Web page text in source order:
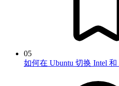
05
如何在 Ubuntu 切换 Intel